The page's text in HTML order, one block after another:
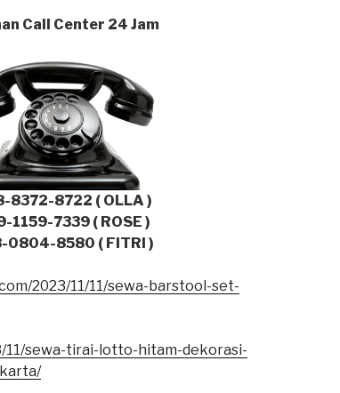
Call Center 24 Jam
8372-8722 ( OLLA )
1159-7339 ( ROSE )
0804-8580 ( FITRI )
2023/11/11/sewa-barstool-set-
11/sewa-tirai-lotto-hitam-dekorasi-